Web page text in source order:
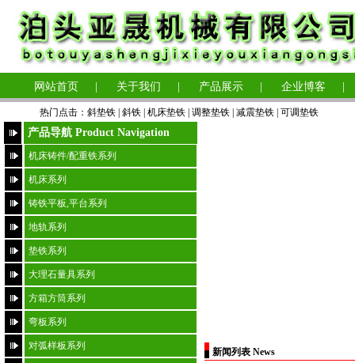
网站首页 关于我们 产品展示 企业博客
热门点击： 斜垫铁 斜铁 | 机床垫铁 调整垫铁 减震垫铁 可调垫铁
产品导航 Product Navigation
机床铸件/配重铁系列
机床系列
铸铁平板,平台系列
地轨系列
垫铁系列
大理石量具系列
方箱方筒系列
弯板系列
对弧样板系列
新闻列表 News